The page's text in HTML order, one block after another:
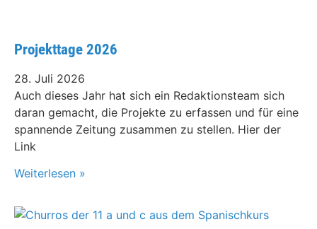
Projekttage 2026
28. Juli 2026
Auch dieses Jahr hat sich ein Redaktionsteam sich
daran gemacht, die Projekte zu erfassen und für eine
spannende Zeitung zusammen zu stellen. Hier der
Link
Weiterlesen »